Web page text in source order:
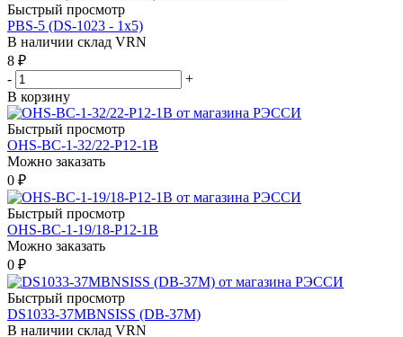
Быстрый просмотр
PBS-5 (DS-1023 - 1x5)
В наличии склад VRN
8 ₽
-
+
В корзину
Быстрый просмотр
ОНS-BС-1-32/22-Р12-1В
Можно заказать
0 ₽
Быстрый просмотр
ОНS-BС-1-19/18-Р12-1В
Можно заказать
0 ₽
Быстрый просмотр
DS1033-37MBNSISS (DB-37M)
В наличии склад VRN